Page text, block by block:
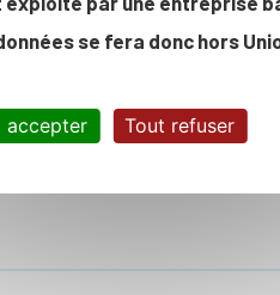
se fera donc hors
accepter Tout refuser